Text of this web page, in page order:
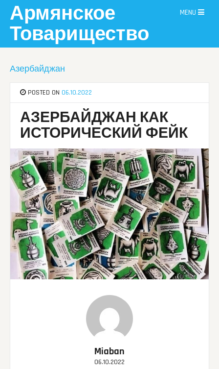
content
Армянское
Товарищество
MENU
Азербайджан
POSTED ON 06.10.2022
АЗЕРБАЙДЖАН КАК
ИСТОРИЧЕСКИЙ ФЕЙК
Miaban
06.10.2022